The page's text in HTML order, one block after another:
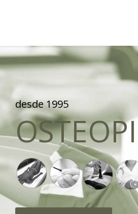
desde 1995